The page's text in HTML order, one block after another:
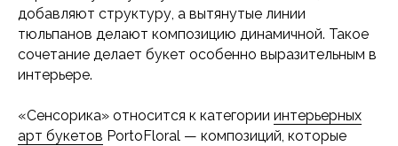
добавляют структуру, а вытянутые линии
тюльпанов делают композицию динамичной. Такое
сочетание делает букет особенно выразительным в
интерьере.
«Сенсорика» относится к категории интерьерных
арт букетов PortoFloral — композиций, которые